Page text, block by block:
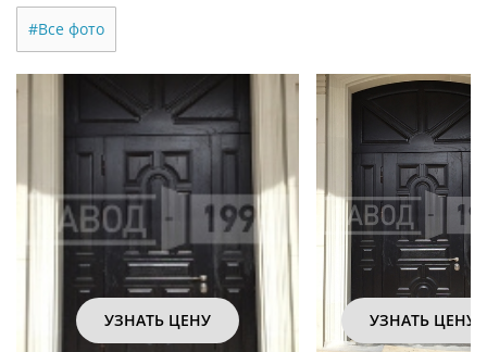
#Все фото
УЗНАТЬ ЦЕНУ УЗНАТЬ ЦЕНУ